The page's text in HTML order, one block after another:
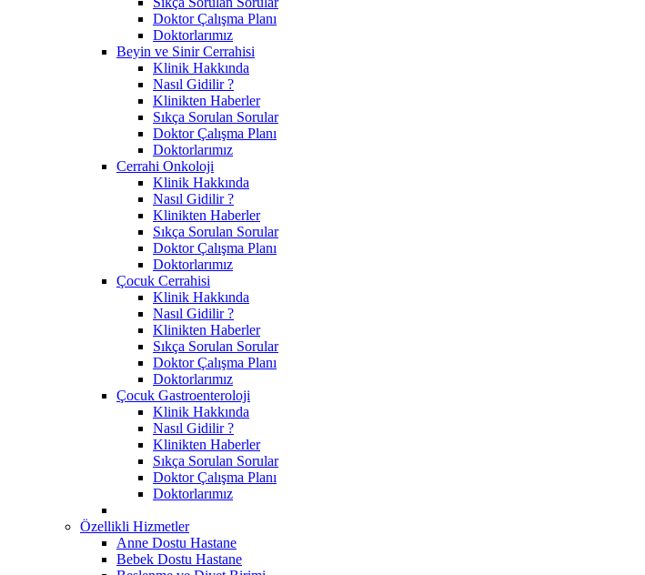
Doktor Çalışma Planı
Doktorlarımız
Beyin ve Sinir Cerrahisi
Klinik Hakkında
Nasıl Gidilir ?
Klinikten Haberler
Sıkça Sorulan Sorular
Doktor Çalışma Planı
Doktorlarımız
Cerrahi Onkoloji
Klinik Hakkında
Nasıl Gidilir ?
Klinikten Haberler
Sıkça Sorulan Sorular
Doktor Çalışma Planı
Doktorlarımız
Çocuk Cerrahisi
Klinik Hakkında
Nasıl Gidilir ?
Klinikten Haberler
Sıkça Sorulan Sorular
Doktor Çalışma Planı
Doktorlarımız
Çocuk Gastroenteroloji
Klinik Hakkında
Nasıl Gidilir ?
Klinikten Haberler
Sıkça Sorulan Sorular
Doktor Çalışma Planı
Doktorlarımız
Özellikli Hizmetler
Anne Dostu Hastane
Bebek Dostu Hastane